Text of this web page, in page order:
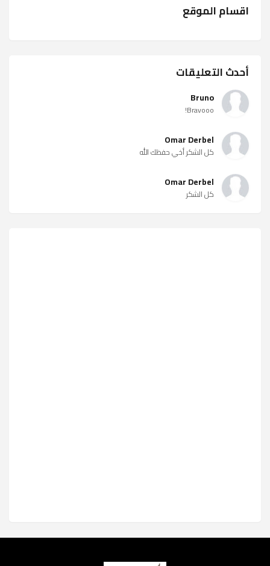
اقسام الموقع
أحدث التعليقات
Bruno
Bravooo!
Omar Derbel
كل الشكر أخي حفظك الله
Omar Derbel
كل الشكر